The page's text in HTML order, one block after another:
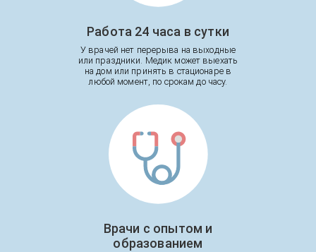
Работа 24 часа в сутки
У врачей нет перерыва на выходные
или праздники. Медик может выехать
на дом или принять в стационаре в
любой момент, по срокам до часу.
Врачи с опытом и
образованием